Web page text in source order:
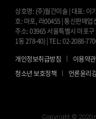
상호명: (주)월간미술 | 대표: 이
호: 마포, 라00455 | 통신판매
주소: 03965 서울특별시 마포
1동 278-40) | TEL: 02-2088-
개인정보취급방침 l 이용약관
청소년 보호정책 l 언론윤리
Copyright © 2020